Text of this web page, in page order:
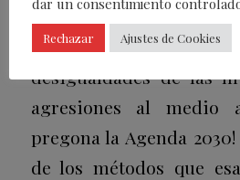
bien inventados. ¡Claro
a favor de acabar con la
desigualdades de las
agresiones al medio
pregona la Agenda
de los métodos que
dar un consentimiento
Rechazar Ajustes de Cookies